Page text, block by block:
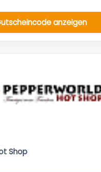
anzeigen
Shop